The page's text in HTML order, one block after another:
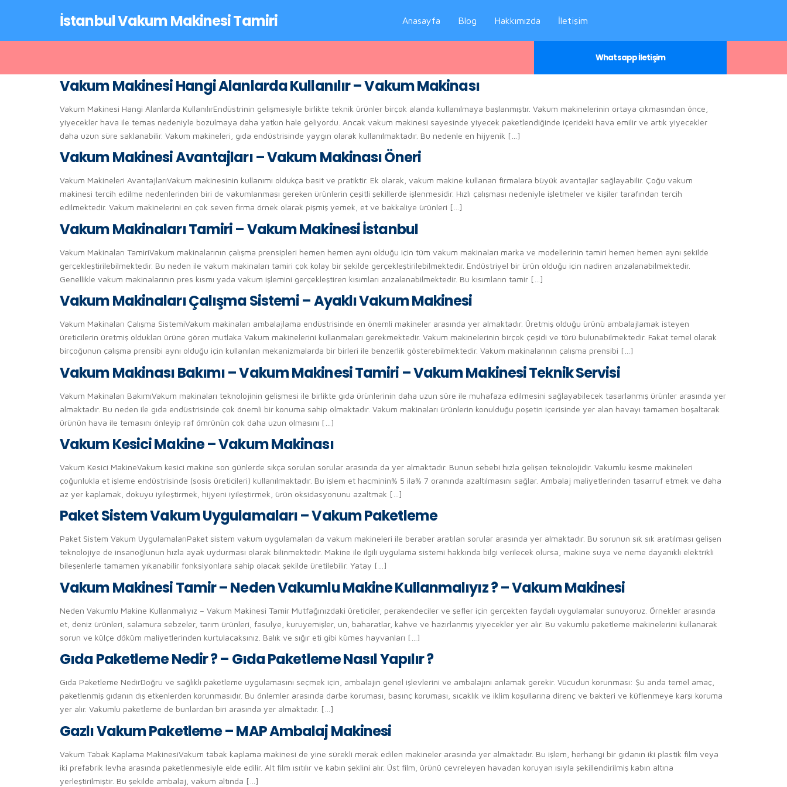
İstanbul Vakum Makinesi Tamiri Anasayfa Blog Hakkımızda İletişim
Whatsapp İletişim
Vakum Makinesi Hangi Alanlarda Kullanılır – Vakum Makinası
Vakum Makinesi Hangi Alanlarda KullanılırEndüstrinin gelişmesiyle birlikte teknik ürünler birçok alanda kullanılmaya başlanmıştır. Vakum makinelerinin ortaya çıkmasından önce,
yiyecekler hava ile temas nedeniyle bozulmaya daha yatkın hale geliyordu. Ancak vakum makinesi sayesinde yiyecek paketlendiğinde içerideki hava emilir ve artık yiyecekler
daha uzun süre saklanabilir. Vakum makineleri, gıda endüstrisinde yaygın olarak kullanılmaktadır. Bu nedenle en hijyenik […]
Vakum Makinesi Avantajları – Vakum Makinası Öneri
Vakum Makineleri AvantajlarıVakum makinesinin kullanımı oldukça basit ve pratiktir. Ek olarak, vakum makine kullanan firmalara büyük avantajlar sağlayabilir. Çoğu vakum
makinesi tercih edilme nedenlerinden biri de vakumlanması gereken ürünlerin çeşitli şekillerde işlenmesidir. Hızlı çalışması nedeniyle işletmeler ve kişiler tarafından tercih
edilmektedir. Vakum makinelerini en çok seven firma örnek olarak pişmiş yemek, et ve bakkaliye ürünleri […]
Vakum Makinaları Tamiri – Vakum Makinesi İstanbul
Vakum Makinaları TamiriVakum makinalarının çalışma prensipleri hemen hemen aynı olduğu için tüm vakum makinaları marka ve modellerinin tamiri hemen hemen aynı şekilde
gerçekleştirilebilmektedir. Bu neden ile vakum makinaları tamiri çok kolay bir şekilde gerçekleştirilebilmektedir. Endüstriyel bir ürün olduğu için nadiren arızalanabilmektedir.
Genellikle vakum makinalarının pres kısmı yada vakum işlemini gerçekleştiren kısımları arızalanabilmektedir. Bu kısımların tamir […]
Vakum Makinaları Çalışma Sistemi – Ayaklı Vakum Makinesi
Vakum Makinaları Çalışma SistemiVakum makinaları ambalajlama endüstrisinde en önemli makineler arasında yer almaktadır. Üretmiş olduğu ürünü ambalajlamak isteyen
üreticilerin üretmiş oldukları ürüne gören mutlaka Vakum makinelerini kullanmaları gerekmektedir. Vakum makinelerinin birçok çeşidi ve türü bulunabilmektedir. Fakat temel olarak
birçoğunun çalışma prensibi aynı olduğu için kullanılan mekanizmalarda bir birleri ile benzerlik gösterebilmektedir. Vakum makinalarının çalışma prensibi […]
Vakum Makinası Bakımı – Vakum Makinesi Tamiri – Vakum Makinesi Teknik Servisi
Vakum Makinaları BakımıVakum makinaları teknolojinin gelişmesi ile birlikte gıda ürünlerinin daha uzun süre ile muhafaza edilmesini sağlayabilecek tasarlanmış ürünler arasında yer
almaktadır. Bu neden ile gıda endüstrisinde çok önemli bir konuma sahip olmaktadır. Vakum makinaları ürünlerin konulduğu poşetin içerisinde yer alan havayı tamamen boşaltarak
ürünün hava ile temasını önleyip raf ömrünün çok daha uzun olmasını […]
Vakum Kesici Makine – Vakum Makinası
Vakum Kesici MakineVakum kesici makine son günlerde sıkça sorulan sorular arasında da yer almaktadır. Bunun sebebi hızla gelişen teknolojidir. Vakumlu kesme makineleri
çoğunlukla et işleme endüstrisinde (sosis üreticileri) kullanılmaktadır. Bu işlem et hacminin% 5 ila% 7 oranında azaltılmasını sağlar. Ambalaj maliyetlerinden tasarruf etmek ve daha
az yer kaplamak, dokuyu iyileştirmek, hijyeni iyileştirmek, ürün oksidasyonunu azaltmak […]
Paket Sistem Vakum Uygulamaları – Vakum Paketleme
Paket Sistem Vakum UygulamalarıPaket sistem vakum uygulamaları da vakum makineleri ile beraber aratılan sorular arasında yer almaktadır. Bu sorunun sık sık aratılması gelişen
teknolojiye de insanoğlunun hızla ayak uydurması olarak bilinmektedir. Makine ile ilgili uygulama sistemi hakkında bilgi verilecek olursa, makine suya ve neme dayanıklı elektrikli
bileşenlerle tamamen yıkanabilir fonksiyonlara sahip olacak şekilde üretilebilir. Yatay […]
Vakum Makinesi Tamir – Neden Vakumlu Makine Kullanmalıyız ? – Vakum Makinesi
Neden Vakumlu Makine Kullanmalıyız – Vakum Makinesi Tamir Mutfağınızdaki üreticiler, perakendeciler ve şefler için gerçekten faydalı uygulamalar sunuyoruz. Örnekler arasında
et, deniz ürünleri, salamura sebzeler, tarım ürünleri, fasulye, kuruyemişler, un, baharatlar, kahve ve hazırlanmış yiyecekler yer alır. Bu vakumlu paketleme makinelerini kullanarak
sorun ve külçe döküm maliyetlerinden kurtulacaksınız. Balık ve sığır eti gibi kümes hayvanları […]
Gıda Paketleme Nedir ? – Gıda Paketleme Nasıl Yapılır ?
Gıda Paketleme NedirDoğru ve sağlıklı paketleme uygulamasını seçmek için, ambalajın genel işlevlerini ve ambalajını anlamak gerekir. Vücudun korunması: Şu anda temel amaç,
paketlenmiş gıdanın dış etkenlerden korunmasıdır. Bu önlemler arasında darbe koruması, basınç koruması, sıcaklık ve iklim koşullarına direnç ve bakteri ve küflenmeye karşı koruma
yer alır. Vakumlu paketleme de bunlardan biri arasında yer almaktadır. […]
Gazlı Vakum Paketleme – MAP Ambalaj Makinesi
Vakum Tabak Kaplama MakinesiVakum tabak kaplama makinesi de yine sürekli merak edilen makineler arasında yer almaktadır. Bu işlem, herhangi bir gıdanın iki plastik film veya
iki prefabrik levha arasında paketlenmesiyle elde edilir. Alt film ısıtılır ve kabın şeklini alır. Üst film, ürünü çevreleyen havadan koruyan ısıyla şekillendirilmiş kabın altına
yerleştirilmiştir. Bu şekilde ambalaj, vakum altında […]